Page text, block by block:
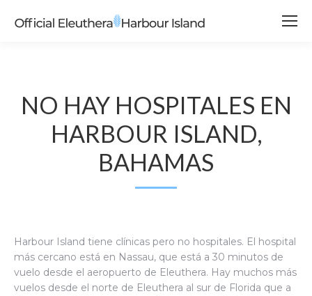
NO HAY HOSPITALES EN
HARBOUR ISLAND,
BAHAMAS
Harbour Island tiene clínicas pero no hospitales. El hospital
más cercano está en Nassau, que está a 30 minutos de
vuelo desde el aeropuerto de Eleuthera. Hay muchos más
vuelos desde el norte de Eleuthera al sur de Florida que a